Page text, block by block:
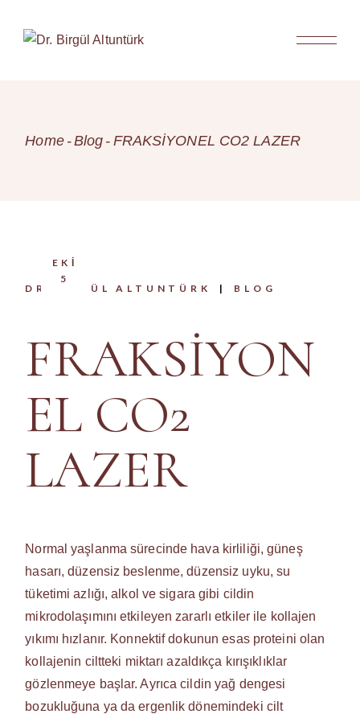
content
Home Blog FRAKSİYONEL CO2 LAZER
EKI
5
DR.BIRGÜL ALTUNTÜRK
BLOG
FRAKSİYON
EL CO2
LAZER
Normal yaşlanma sürecinde hava kirliliği, güneş
hasarı, düzensiz beslenme, düzensiz uyku, su
tüketimi azlığı, alkol ve sigara gibi cildin
mikrodolaşımını etkileyen zararlı etkiler ile kollajen
yıkımı hızlanır. Konnektif dokunun esas proteini olan
kollajenin ciltteki miktarı azaldıkça kırışıklıklar
gözlenmeye başlar. Ayrıca cildin yağ dengesi
bozukluğuna ya da ergenlik dönemindeki cilt